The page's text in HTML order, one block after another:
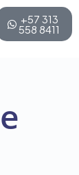
+57 313
558 8411